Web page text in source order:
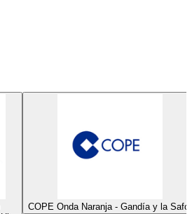
COPE Onda Naranja - Gandía y la Safor